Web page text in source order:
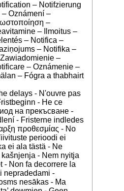
– Notifzierung
Oznámení –
–
– Ilmoitus –
– Notifica –
– Notifika –
–
– Oznámenie –
– Fógra a thabhairt
delays - N'ouvre pas
- Не се
на прекъсване -
- Fristerne indledes
προθεσμίας - No
perioodi ei
ei ala tästä - Ne
- Nem nyitja
- Non fa decorrere la
nepradedami -
nesākas - Ma